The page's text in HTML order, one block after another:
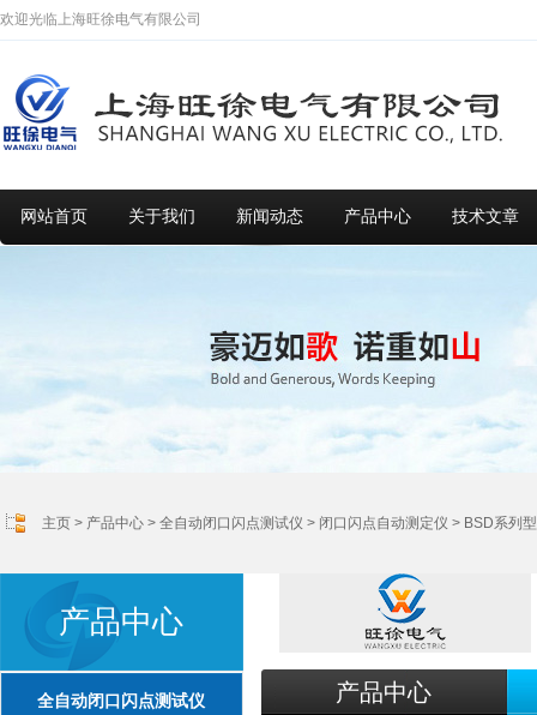
欢迎光临上海旺徐电气有限公司
网站首页 关于我们 新闻动态 产品中心 技术文章
主页 > 产品中心 > 全自动闭口闪点测试仪 > 闭口闪点自动测定仪 > BSD系列
产品中心
全自动闭口闪点测试仪 产品中心